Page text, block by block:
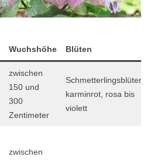
Wuchshöhe Blüten
zwischen
150 und
300
Zentimeter
Schmetterlingsblüten
karminrot, rosa bis
violett
zwischen